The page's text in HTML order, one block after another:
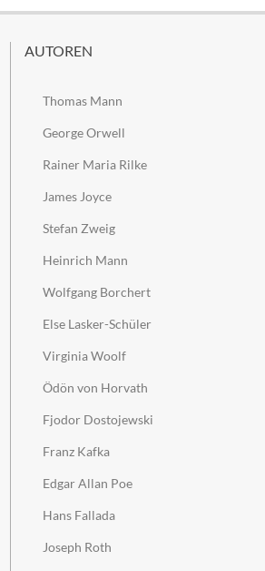
AUTOREN
Thomas Mann
George Orwell
Rainer Maria Rilke
James Joyce
Stefan Zweig
Heinrich Mann
Wolfgang Borchert
Else Lasker-Schüler
Virginia Woolf
Ödön von Horvath
Fjodor Dostojewski
Franz Kafka
Edgar Allan Poe
Hans Fallada
Joseph Roth